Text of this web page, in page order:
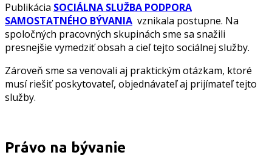
Publikácia SOCIÁLNA SLUŽBA PODPORA
SAMOSTATNÉHO BÝVANIA vznikala postupne. Na
spoločných pracovných skupinách sme sa snažili
presnejšie vymedziť obsah a cieľ tejto sociálnej služby.
Zároveň sme sa venovali aj praktickým otázkam, ktoré
musí riešiť poskytovateľ, objednávateľ aj prijímateľ tejto
služby.
Právo na bývanie